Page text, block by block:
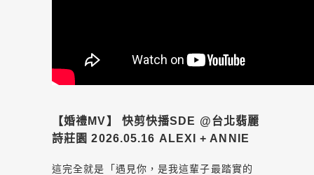
【婚禮MV】 快剪快播SDE @台北翡麗
詩莊園 2026.05.16 ALEXI + ANNIE
這完全就是「遇見你，是我這輩子最踏實的